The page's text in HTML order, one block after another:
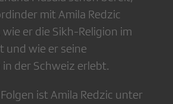
mit Amila Redzic
er die Sikh-Religion im
und wie er seine
der Schweiz erlebt.
ist Amila Redzic unter